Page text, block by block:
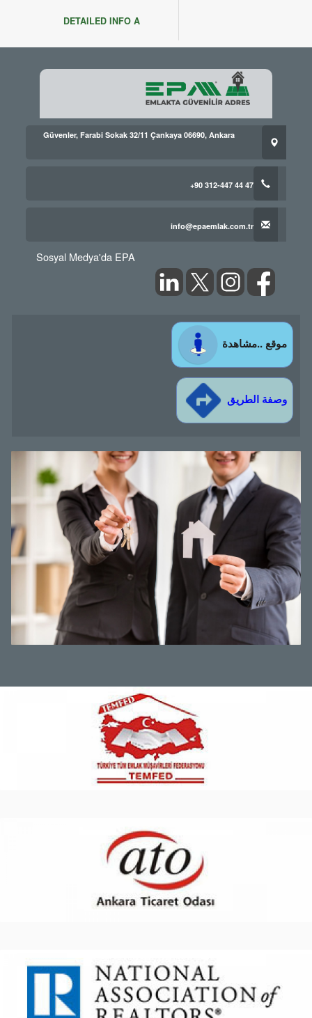
DETAILED INFO A
Güvenler, Farabi Sokak 32/11 Çankaya 06690, Ankara
+90 312-447 44 47
info@epaemlak.com.tr
Sosyal Medya'da EPA
موقع ..مشاهدة
وصفة الطريق